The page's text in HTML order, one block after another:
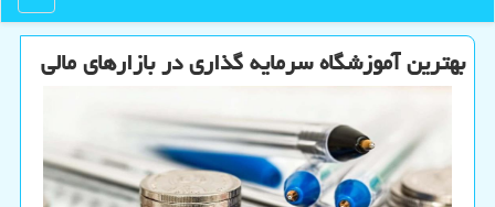
بهترین آموزشگاه سرمایه گذاری در بازارهای مالی